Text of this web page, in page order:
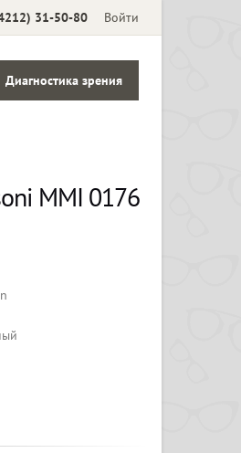
31-50-80 Войти
Диагностика зрения
MMI 0176